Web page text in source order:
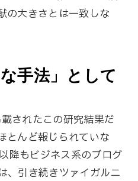
の大きさとは一致しな
手法」として
されたこの研究結果だ
とんど報じられていな
降もビジネス系のブログ
、引き続きツァイガルニ